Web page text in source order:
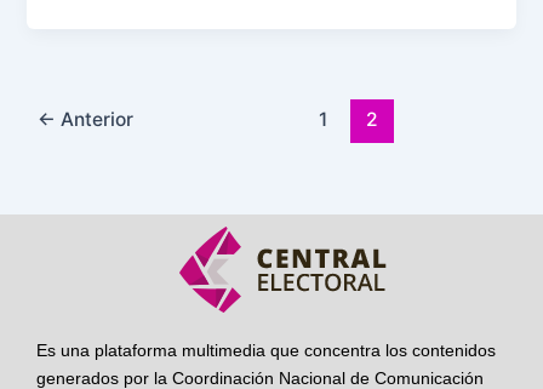
← Anterior 1 2
Es una plataforma multimedia que concentra los contenidos
generados por la Coordinación Nacional de Comunicación